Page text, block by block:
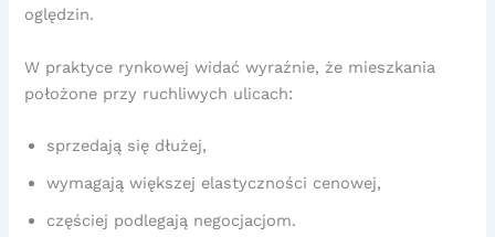
oględzin.
W praktyce rynkowej widać wyraźnie, że mieszkania
położone przy ruchliwych ulicach:
sprzedają się dłużej,
wymagają większej elastyczności cenowej,
częściej podlegają negocjacjom.